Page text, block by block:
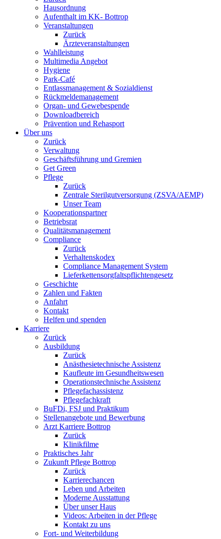
Hausordnung
Aufenthalt im KK- Bottrop
Veranstaltungen
Zurück
Ärzteveranstaltungen
Wahlleistung
Multimedia Angebot
Hygiene
Park-Café
Entlassmanagement & Sozialdienst
Rückmeldemanagement
Organ- und Gewebespende
Downloadbereich
Prävention und Rehasport
Über uns
Zurück
Verwaltung
Geschäftsführung und Gremien
Get Green
Pflege
Zurück
Zentrale Sterilgutversorgung (ZSVA/AEMP)
Unser Team
Kooperationspartner
Betriebsrat
Qualitätsmanagement
Compliance
Zurück
Verhaltenskodex
Compliance Management System
Lieferkettensorgfaltspflichtengesetz
Geschichte
Zahlen und Fakten
Anfahrt
Kontakt
Helfen und spenden
Karriere
Zurück
Ausbildung
Zurück
Anästhesietechnische Assistenz
Kaufleute im Gesundheitswesen
Operationstechnische Assistenz
Pflegefachassistenz
Pflegefachkraft
BuFDi, FSJ und Praktikum
Stellenangebote und Bewerbung
Arzt Karriere Bottrop
Zurück
Klinikfilme
Praktisches Jahr
Zukunft Pflege Bottrop
Zurück
Karrierechancen
Leben und Arbeiten
Moderne Ausstattung
Über unser Haus
Videos: Arbeiten in der Pflege
Kontakt zu uns
Fort- und Weiterbildung